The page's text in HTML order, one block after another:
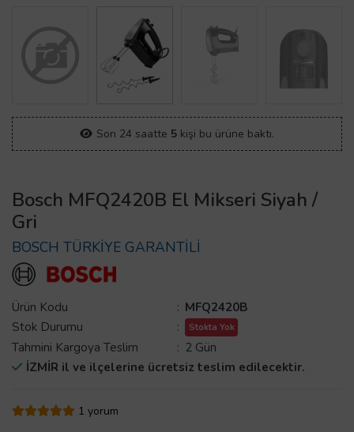
Son 24 saatte 5 kişi bu ürüne baktı.
Bosch MFQ2420B El Mikseri Siyah /
Gri
BOSCH TÜRKİYE GARANTİLİ
Ürün Kodu : MFQ2420B
Stok Durumu
: Stokta Yok
Tahmini Kargoya Teslim : 2 Gün
İZMİR il ve ilçelerine ücretsiz teslim edilecektir.
1 yorum